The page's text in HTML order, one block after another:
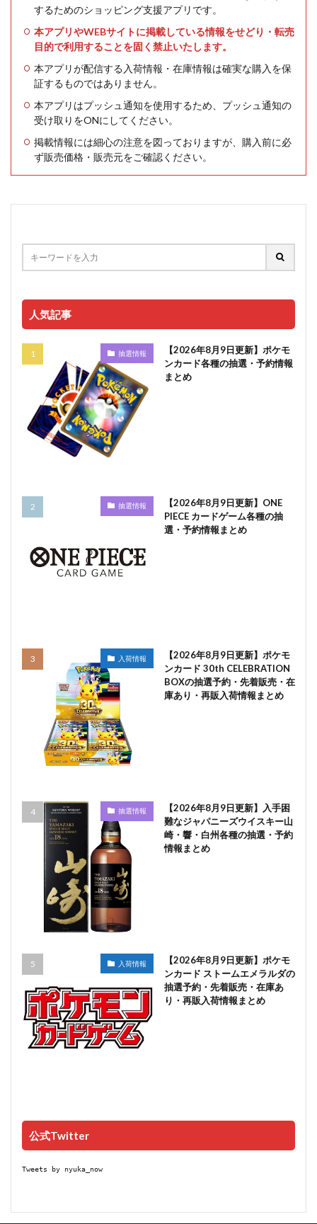
するためのショッピング支援アプリです。
本アプリやWEBサイトに掲載している情報をせどり・転売
目的で利用することを固く禁止いたします。
本アプリが配信する入荷情報・在庫情報は確実な購入を保
証するものではありません。
本アプリはプッシュ通知を使用するため、プッシュ通知の
受け取りをONにしてください。
掲載情報には細心の注意を図っておりますが、購入前に必
ず販売価格・販売元をご確認ください。
人気記事
抽選情報
【2026年8月9日更新】ポケモ
ンカード各種の抽選・予約情報
まとめ
抽選情報
【2026年8月9日更新】ONE
PIECE カードゲーム各種の抽
選・予約情報まとめ
入荷情報
【2026年8月9日更新】ポケモ
ンカード 30th CELEBRATION
BOXの抽選予約・先着販売・在
庫あり・再販入荷情報まとめ
抽選情報
【2026年8月9日更新】入手困
難なジャパニーズウイスキー山
崎・響・白州各種の抽選・予約
情報まとめ
入荷情報
【2026年8月9日更新】ポケモ
ンカード ストームエメラルダの
抽選予約・先着販売・在庫あ
り・再販入荷情報まとめ
公式Twitter
Tweets by nyuka_now